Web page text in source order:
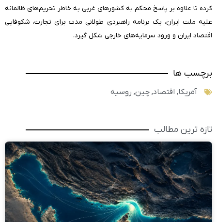
کرده تا علاوه بر پاسخ محکم به کشورهای غربی به خاطر تحریم‌های ظالمانه
علیه ملت ایران، یک برنامه راهبردی طولانی مدت برای تجارت، شکوفایی
اقتصاد ایران و ورود سرمایه‌های خارجی شکل گیرد.
برچسب ها
آمریکا, اقتصاد, چین, روسیه
تازه ترین مطالب